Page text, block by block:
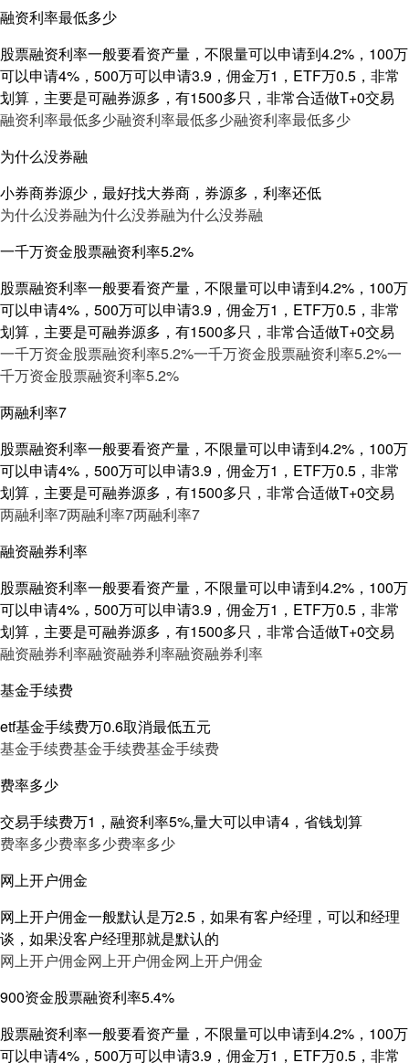
融资利率最低多少
股票融资利率一般要看资产量，不限量可以申请到4.2%，100万
可以申请4%，500万可以申请3.9，佣金万1，ETF万0.5，非常
划算，主要是可融券源多，有1500多只，非常合适做T+0交易
融资利率最低多少融资利率最低多少融资利率最低多少
为什么没券融
小券商券源少，最好找大券商，券源多，利率还低
为什么没券融为什么没券融为什么没券融
一千万资金股票融资利率5.2%
股票融资利率一般要看资产量，不限量可以申请到4.2%，100万
可以申请4%，500万可以申请3.9，佣金万1，ETF万0.5，非常
划算，主要是可融券源多，有1500多只，非常合适做T+0交易
一千万资金股票融资利率5.2%一千万资金股票融资利率5.2%一
千万资金股票融资利率5.2%
两融利率7
股票融资利率一般要看资产量，不限量可以申请到4.2%，100万
可以申请4%，500万可以申请3.9，佣金万1，ETF万0.5，非常
划算，主要是可融券源多，有1500多只，非常合适做T+0交易
两融利率7两融利率7两融利率7
融资融券利率
股票融资利率一般要看资产量，不限量可以申请到4.2%，100万
可以申请4%，500万可以申请3.9，佣金万1，ETF万0.5，非常
划算，主要是可融券源多，有1500多只，非常合适做T+0交易
融资融券利率融资融券利率融资融券利率
基金手续费
etf基金手续费万0.6取消最低五元
基金手续费基金手续费基金手续费
费率多少
交易手续费万1，融资利率5%,量大可以申请4，省钱划算
费率多少费率多少费率多少
网上开户佣金
网上开户佣金一般默认是万2.5，如果有客户经理，可以和经理
谈，如果没客户经理那就是默认的
网上开户佣金网上开户佣金网上开户佣金
900资金股票融资利率5.4%
股票融资利率一般要看资产量，不限量可以申请到4.2%，100万
可以申请4%，500万可以申请3.9，佣金万1，ETF万0.5，非常